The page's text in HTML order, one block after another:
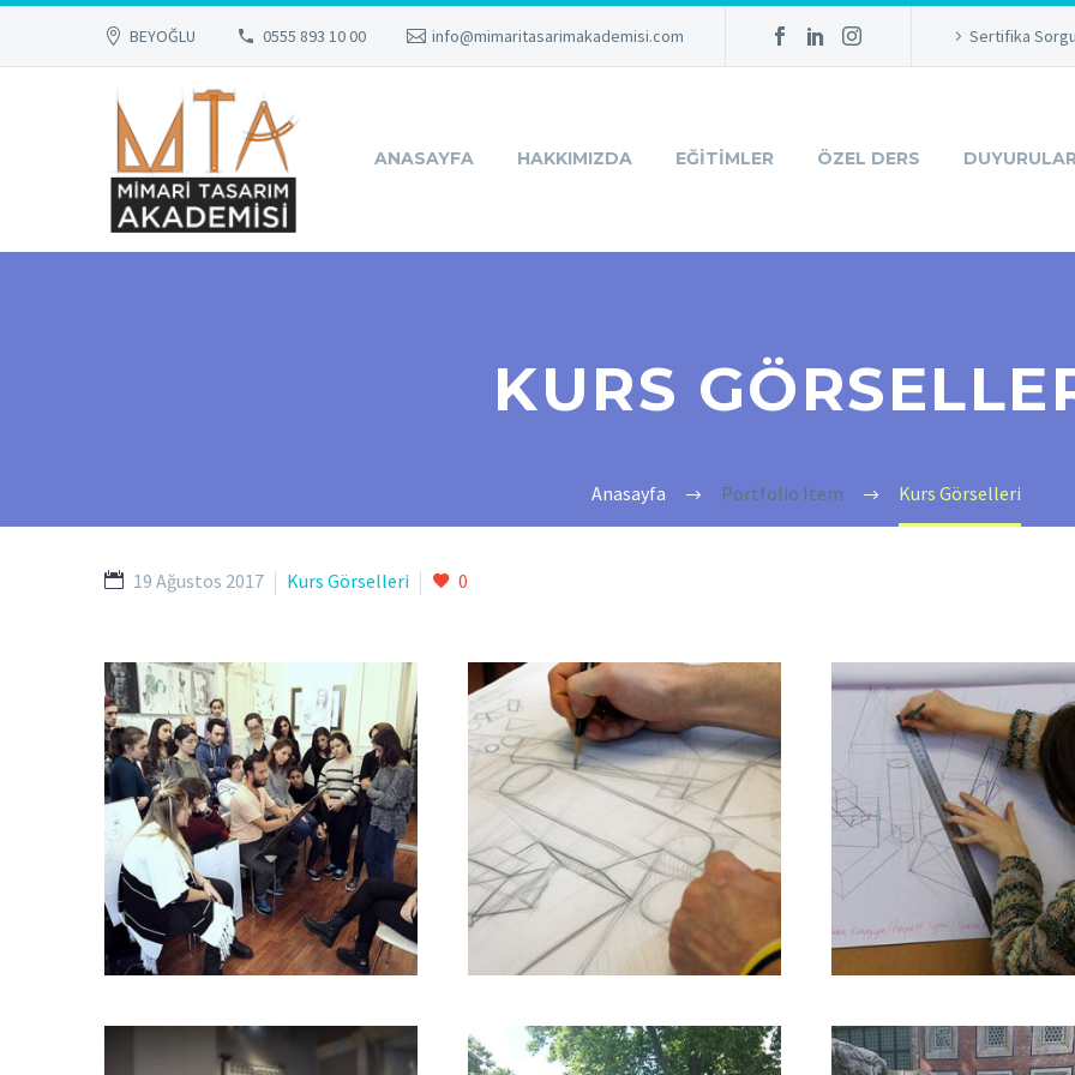
BEYOĞLU 0555 893 10 00 info@mimaritasarimakademisi.com Sertifika
ANASAYFA HAKKIMIZDA EĞITIMLER ÖZEL DERS
KURS
Anasayfa Portfolio Item Kurs Görselleri
19 Ağustos 2017 Kurs Görselleri 0